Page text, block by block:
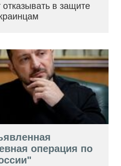
в защите
операция по